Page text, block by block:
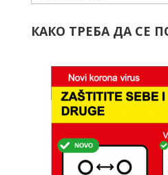
КАКО ТРЕБА ДА СЕ